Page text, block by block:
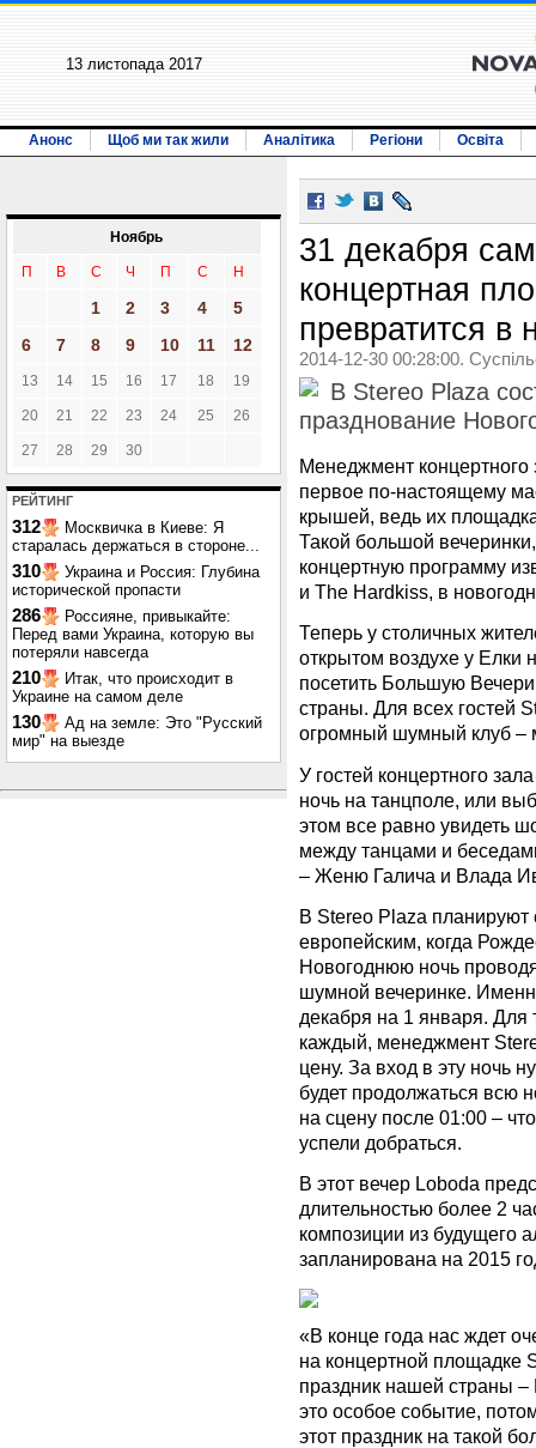
13 листопада 2017
Анонс Щоб ми так жили Аналітика Регіони Освіта
Ноябрь
П В С Ч П С Н
1 2 3 4
5
6
7 8 9 10 11 12
13 14 15 16 17 18 19
20 21 22 23 24 25 26
27 28 29 30
РЕЙТИНГ
312
Москвичка в Киеве: Я
старалась держаться в стороне...
310
Украина и Россия: Глубина
исторической пропасти
286
Россияне, привыкайте:
Перед вами Украина, которую вы
потеряли навсегда
210
Итак, что происходит в
Украине на самом деле
130
Ад на земле: Это "Русский
мир" на выезде
31 декабря
концертная
превратится в
2014-12-30 00:28:00.
В Stereo Plaza
празднование
Менеджмент концертного
первое по-настоящему
крышей, ведь их
Такой большой
концертную программу
и The Hardkiss, в
Теперь у столичных
открытом воздухе у
посетить Большую
страны. Для всех гостей
огромный шумный клуб –
У гостей концертного
ночь на танцполе, или
этом все равно увидеть
между танцами и
– Женю Галича и Влада
В Stereo Plaza планируют
европейским, когда
Новогоднюю ночь
шумной вечеринке.
декабря на 1 января. Для
каждый, менеджмент
цену. За вход в эту ночь
будет продолжаться всю
на сцену после 01:00 –
успели добраться.
В этот вечер Loboda
длительностью более 2
композиции из будущего
запланирована на 2015
«В конце года нас ждет
на концертной площадке
праздник нашей страны
это особое событие,
этот праздник на такой